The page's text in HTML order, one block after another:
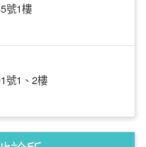
號1樓
號1、2樓